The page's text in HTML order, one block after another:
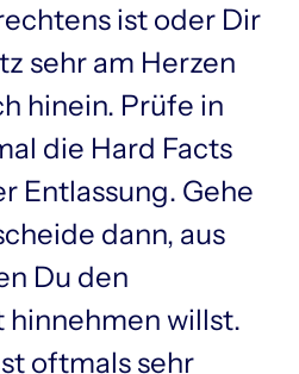
ist oder Dir
sehr am Herzen
hinein. Prüfe in
die Hard Facts
Entlassung. Gehe
dann, aus
Du den
willst.
oftmals sehr